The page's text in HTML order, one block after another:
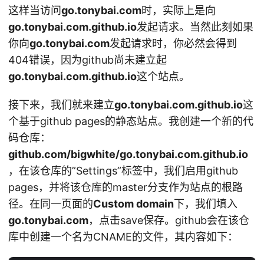
这样当访问go.tonybai.com时，实际上是向
go.tonybai.com.github.io发起请求。当然此刻如果
你向go.tonybai.com发起请求时，你必然会得到
404错误，因为github尚未建立起
go.tonybai.com.github.io这个站点。
接下来，我们就来建立go.tonybai.com.github.io这
个基于github pages的静态站点。我创建一个新的代
码仓库：
github.com/bigwhite/go.tonybai.com.github.io
，在该仓库的”Settings”标签中，我们启用github
pages，并将该仓库的master分支作为站点的根路
径。在同一页面的Custom domain下，我们填入
go.tonybai.com，点击save保存。github会在该仓
库中创建一个名为CNAME的文件，其内容如下：